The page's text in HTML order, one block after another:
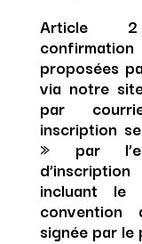
Article
confirmation
proposées
via notre
par
inscription
» par
incluant le
signée par le